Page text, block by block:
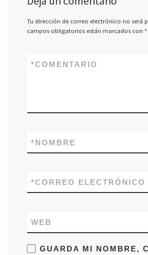
Tu dirección de correo electrónico no será
campos obligatorios están marcados con *
COMENTARIO
*
NOMBRE
*
CORREO ELECTRÓNICO
*
WEB
GUARDA MI NOMBRE,